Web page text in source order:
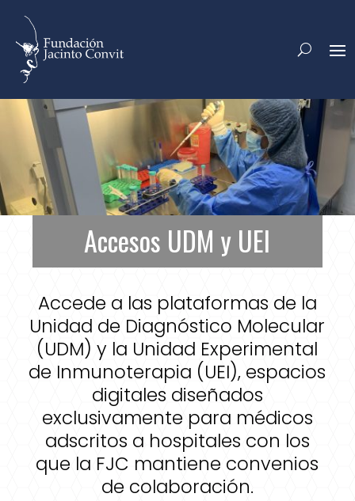
Accesos UDM y UEI
Accede a las plataformas de la
Unidad de Diagnóstico Molecular
(UDM) y la Unidad Experimental
de Inmunoterapia (UEI), espacios
digitales diseñados
exclusivamente para médicos
adscritos a hospitales con los
que la FJC mantiene convenios
de colaboración.